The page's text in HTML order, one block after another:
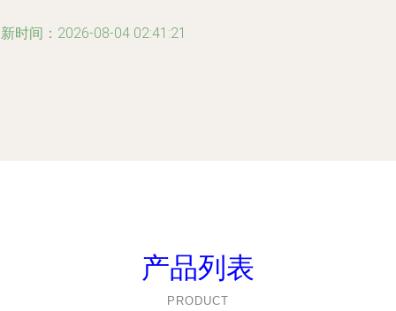
时间：2026-08-04 02:41:21
产品列表
PRODUCT